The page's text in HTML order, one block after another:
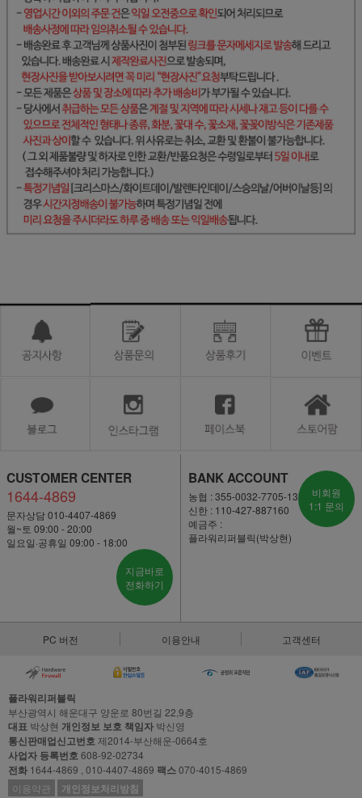
CUSTOMER CENTER
1644-4869
문자상담 010-4407-4869
월~토 09:00 - 20:00
일요일·공휴일 09:00 - 18:00
지금바로
전화하기
BANK ACCOUNT
농협 : 355-0032-7705-13
신한 : 110-427-887160
예금주 :
플라워리퍼블릭(박상현)
비회원
1:1 문의
PC 버전 이용안내 고객센터
플라워리퍼블릭
부산광역시 해운대구 양운로 80번길 22,9층
대표 박상현 개인정보 보호 책임자 박신영
통신판매업신고번호제2014-부산해운-0664호
사업자 등록번호608-92-02734
전화 1644-4869 , 010-4407-4869 팩스070-4015-4869
이용약관
개인정보처리방침